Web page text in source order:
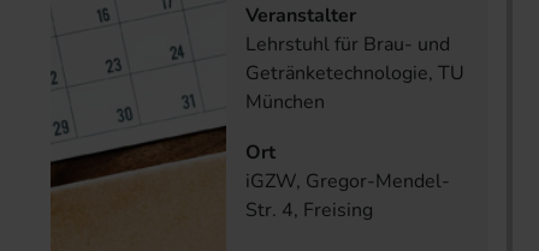
Veranstalter
Lehrstuhl für Brau- und
Getränketechnologie, TU
München
Ort
iGZW, Gregor-Mendel-
Str. 4, Freising